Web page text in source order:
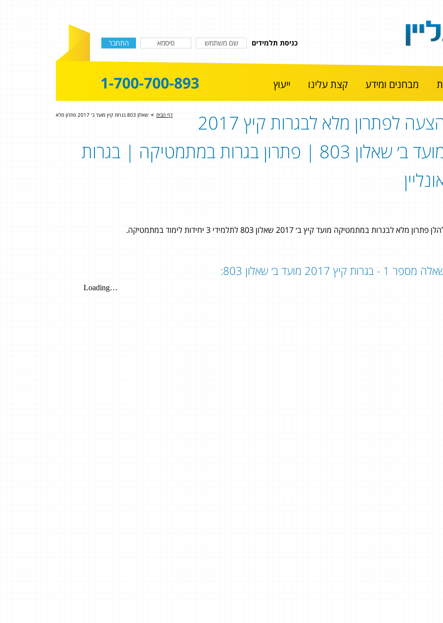
כניסת תלמידים
מבחנים ומידע קצת עלינו ייעוץ 1-700-700-893
דף הבית > שאלון 803 בגרות קיץ מועד ב׳ 2017 פתרון מלא
הצעה לפתרון מלא לבגרות קיץ 2017
מועד ב׳ שאלון 803 | פתרון בגרות במתמטיקה | בגרות
פתרון מלא לבגרות במתמטיקה מועד קיץ ב׳ 2017 שאלון 803 לתלמידי 3 יחידות לימוד במתמטיקה.
מספר 1 - בגרות קיץ 2017 מועד ב׳ שאלון 803: